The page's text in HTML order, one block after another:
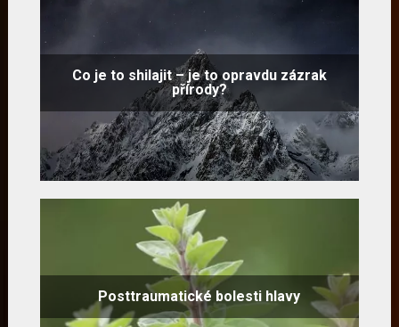
Co je to shilajit – je to opravdu zázrak
přírody?
Posttraumatické bolesti hlavy